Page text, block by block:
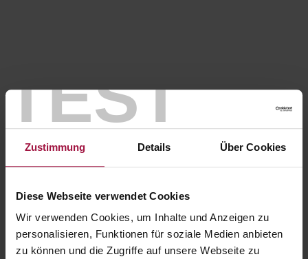
TEST
Zustimmung Details Über Cookies
Diese Webseite verwendet Cookies
Wir verwenden Cookies, um Inhalte und Anzeigen zu
personalisieren, Funktionen für soziale Medien anbieten
zu können und die Zugriffe auf unsere Webseite zu